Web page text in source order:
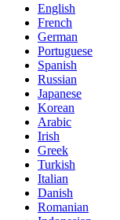
English
French
German
Portuguese
Spanish
Russian
Japanese
Korean
Arabic
Irish
Greek
Turkish
Italian
Danish
Romanian